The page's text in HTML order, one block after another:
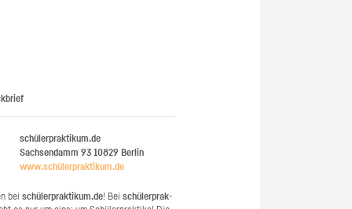
schülerpraktikum.de
Sachsendamm 93 10829 Berlin
www.​schüler​prak​tiku​m.​de
beischü­ler­prak­ti­kum.de! Beischü­ler­prak­